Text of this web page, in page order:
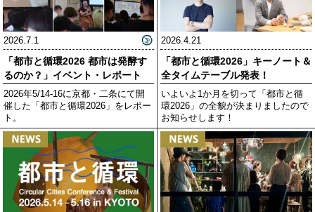
2026.7.1
「都市と循環2026 都市は発酵す
るのか？」イベント・レポート
2026年5/14-16に京都・二条にて開
催した「都市と循環2026」をレポー
ト。
2026.4.21
「都市と循環2026」キーノート＆
全タイムテーブル発表！
いよいよ1か月を切って「都市と循
環2026」の全貌が決まりましたので
お知らせします！